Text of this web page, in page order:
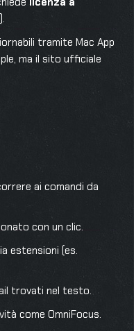
tramite Mac App
ma il sito ufficiale
ai comandi da
con un clic.
estensioni (es.
trovati nel testo.
come OmniFocus.